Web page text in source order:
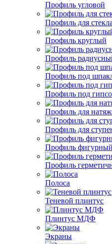
Профиль угловой
Профиль для стекла
Профиль круглый
Профиль
Профиль под
Профиль под
Профиль для
Профиль для
Профиль фигурный
Профиль
Полоса
Теневой плинтус
Плинтус МДФ
Экраны